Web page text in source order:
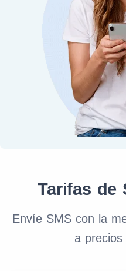
Tarifas de
Envíe SMS con la
a precios